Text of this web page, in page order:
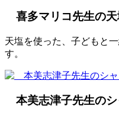
喜多マリコ先生の天
天塩を使った、子どもと
す。
本美志津子先生の